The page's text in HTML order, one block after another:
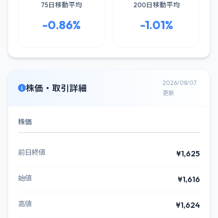
75日移動平均
-0.86%
200日移動平均
-1.01%
株価・取引詳細
2026/08/07
更新
株価
前日終値 ¥1,625
始値 ¥1,616
高値 ¥1,624